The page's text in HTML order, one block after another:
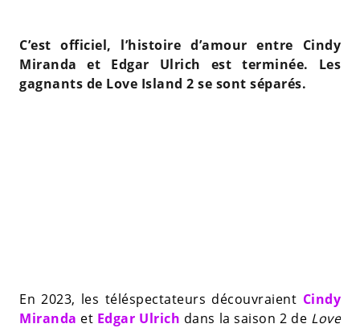
C’est officiel, l’histoire d’amour entre Cindy
Miranda et Edgar Ulrich est terminée. Les
gagnants de Love Island 2 se sont séparés.
En 2023, les téléspectateurs découvraient Cindy
Miranda et Edgar Ulrich dans la saison 2 de Love